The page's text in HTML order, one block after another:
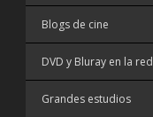
Blogs de cine
DVD y Bluray en la red
Grandes estudios